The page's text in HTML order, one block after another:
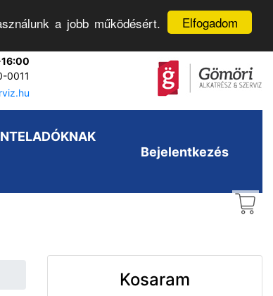
Elfogadom
a jobb működésért.
0011
Bejelentkezés
Kosaram